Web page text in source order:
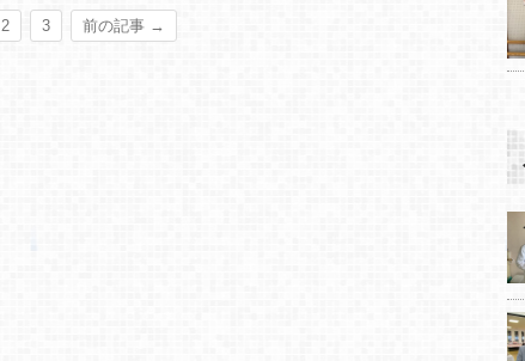
2 3 前の記事 →